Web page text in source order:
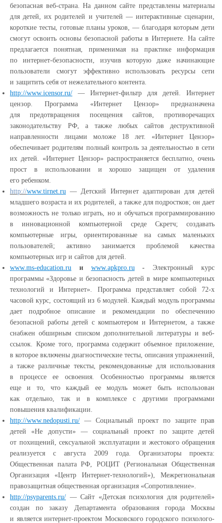
безопасная веб-страна. На данном сайте представлены материалы
для детей, их родителей и учителей — интерактивные сценарии,
короткие тесты, готовые планы уроков, — благодаря которым дети
смогут освоить основы безопасной работы в Интернете. На сайте
предлагается понятная, применимая на практике информация
по интернет-безопасности, изучив которую даже начинающие
пользователи смогут эффективно использовать ресурсы сети
и защитить себя от нежелательного контента.
http://www.icensor.ru/ — Интернет-фильтр для детей. Интернет
цензор. Программа
«ИнтернетЦензор» предназначена
для предотвращения посещения сайтов, противоречащих
законодательству РФ, а также любых сайтов деструктивной
направленности лицами моложе 18 лет.
«Интернет Цензор»
обеспечивает родителям полный контроль за деятельностью в сети
их детей. «Интернет Цензор» распространяется бесплатно, очень
прост в использовании и хорошо защищен от удаления
его ребенком.
http://www.tirnet.ru — Детский Интернет адаптирован для детей
младшего возраста и их родителей, а также для подростков; он дает
возможность не только играть, но и обучаться программированию
в инновационной компьютерной среде Скретч; создавать
компьютерные игры, ориентированные на самых маленьких
пользователей; активно занимается проблемой качества
компьютерных игр и сайтов для детей.
www.ms-education.ru и www.apkpro.ru- Электронный курс
программы «Здоровье и безопасность детей в мире компьютерных
технологий и Интернет». Программа представляет собой 72-х
часовой курс, состоящий из 6 модулей. Каждый модуль программы
дает подробное описание и рекомендации по обеспечению
безопасной работы детей с компьютером и Интернетом, а также
снабжен обширным списком дополнительной литературы и веб-
ссылок. Кроме того, программа содержит объемное приложение,
в которое включены диагностические тесты, описания упражнений,
а также различные тексты, рекомендованные для использования
в процессе ее освоения. Особенностью программы является
еще и то, что каждый ее модуль может быть использован
как отдельно, так и в комплексе с другими программами
повышения квалификации.
http://www.nedopusti.ru/ — Социальный проект по защите прав
детей
«Не допусти» — социальный проект по защите детей
от похищений, сексуальной эксплуатации и жестокого обращения
реализуется с августа 2009 года. Организаторы проекта:
Общественная палата РФ, РОЦИТ (Региональная Общественная
Организация
«Центр Интернет-технологий»), Межрегиональная
правозащитная общественная организация «Сопротивление».
http://psyparents.ru/ — Сайт «Детскаяпсихология для родителей»
создан по заказу Департамента образования города Москвы
и является интернет-проектом Московского городского психолого-